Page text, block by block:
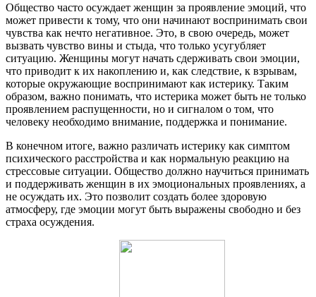
Общество часто осуждает женщин за проявление эмоций, что
может привести к тому, что они начинают воспринимать свои
чувства как нечто негативное. Это, в свою очередь, может
вызвать чувство вины и стыда, что только усугубляет
ситуацию. Женщины могут начать сдерживать свои эмоции,
что приводит к их накоплению и, как следствие, к взрывам,
которые окружающие воспринимают как истерику. Таким
образом, важно понимать, что истерика может быть не только
проявлением распущенности, но и сигналом о том, что
человеку необходимо внимание, поддержка и понимание.
В конечном итоге, важно различать истерику как симптом
психического расстройства и как нормальную реакцию на
стрессовые ситуации. Общество должно научиться принимать
и поддерживать женщин в их эмоциональных проявлениях, а
не осуждать их. Это позволит создать более здоровую
атмосферу, где эмоции могут быть выражены свободно и без
страха осуждения.